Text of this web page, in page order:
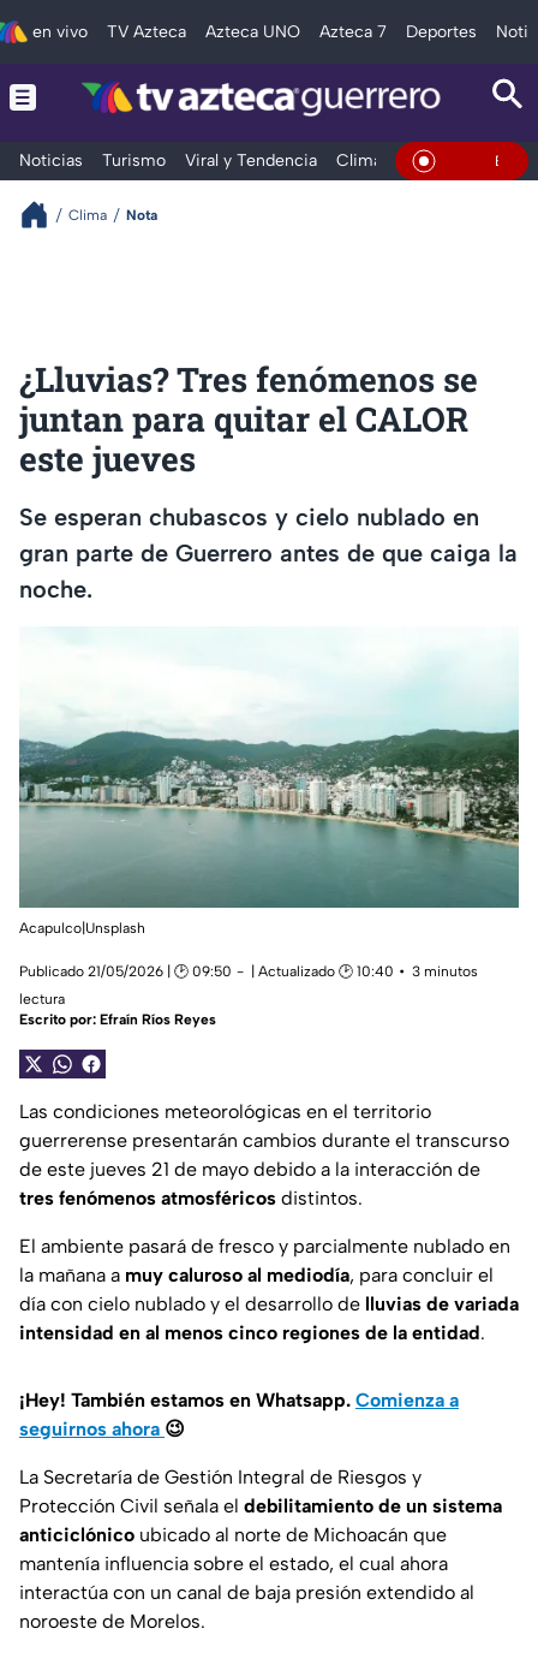
en vivo TV Azteca Azteca UNO Azteca 7 Deportes
Noticias Turismo Viral y Tendencia Clima Deportes En Vivo
Clima Nota
¿Lluvias? Tres fenómenos se
juntan para quitar el CALOR
este jueves
Se esperan chubascos y cielo nublado en
gran parte de Guerrero antes de que caiga la
noche.
Acapulco|Unsplash
Publicado 21/05/2026 | 🕑 09:50 | Actualizado 🕑 10:40
3 minutos
lectura
Escrito por: Efraín Ríos Reyes
Las condiciones meteorológicas en el territorio
guerrerense presentarán cambios durante el transcurso
de este jueves 21 de mayo debido a la interacción de
tres fenómenos atmosféricos distintos.
El ambiente pasará de fresco y parcialmente nublado en
la mañana a muy caluroso al mediodía, para concluir el
día con cielo nublado y el desarrollo de lluvias de variada
intensidad en al menos cinco regiones de la entidad.
¡Hey! También estamos en Whatsapp. Comienza a
seguirnos ahora 😉
La Secretaría de Gestión Integral de Riesgos y
Protección Civil señala el debilitamiento de un sistema
anticiclónico ubicado al norte de Michoacán que
mantenía influencia sobre el estado, el cual ahora
interactúa con un canal de baja presión extendido al
noroeste de Morelos.